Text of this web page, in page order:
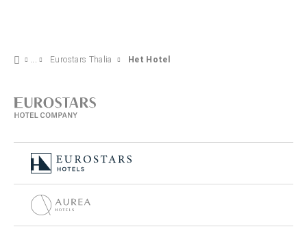
Eurostars Thalia Het Hotel